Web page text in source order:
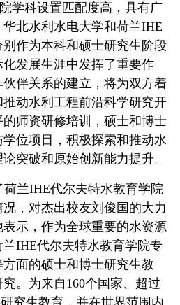
学科设置匹配度高，具有广
北水利水电大学和荷兰IHE
作为本科和硕士研究生阶段
发展生涯中发挥了重要作
伴关系的建立，将为双方着
动水利工程前沿科学研究开
师资研修培训，硕士和博士
位项目，积极探索和推动水
突破和原始创新能力提升。
荷兰IHE代尔夫特水教育学院
，对杰出校友刘俊国的大力
示，作为全球重要的水资源
IHE代尔夫特水教育学院专
面的硕士和博士研究生教
。为来自160个国家、超过